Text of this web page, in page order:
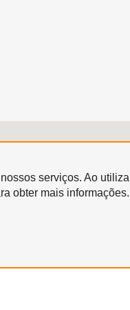
serviços. Ao
obter mais informações.